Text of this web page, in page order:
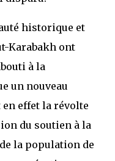
historique et
Karabakh ont
à la
un nouveau
effet la révolte
du soutien à la
la population de